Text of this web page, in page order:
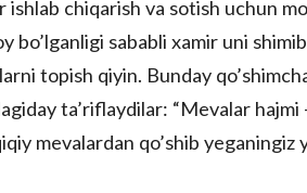
ishlab chiqarish va sotish uchun
bo’lganligi sababli xamir uni
topish qiyin. Bunday
ta’riflaydilar: “Mevalar hajmi
mevalardan qo’shib yeganingiz